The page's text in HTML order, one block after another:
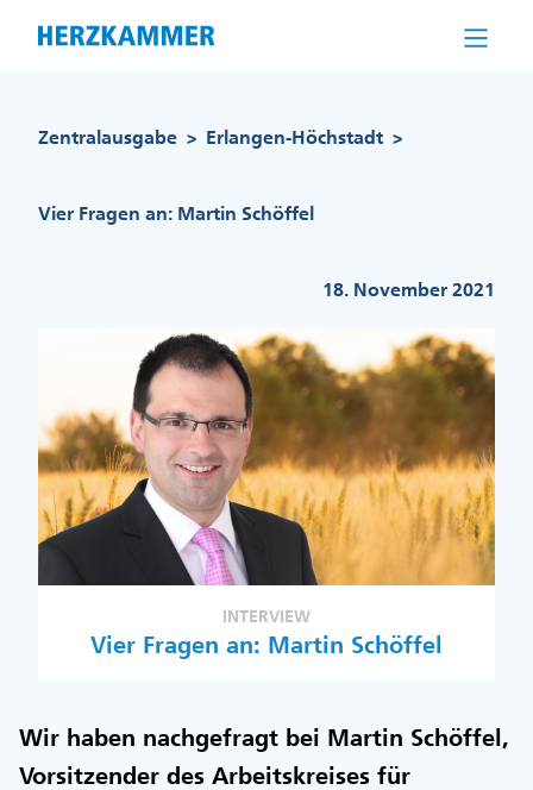
Zentralausgabe > Erlangen-Höchstadt >
Vier Fragen an: Martin Schöffel
18. November 2021
INTERVIEW
Vier Fragen an: Martin Schöffel
Wir haben nachgefragt bei Martin Schöffel,
Vorsitzender des Arbeitskreises für